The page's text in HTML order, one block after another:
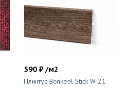
590 ₽ /м2
Плинтус Bonkeel Stick W 21